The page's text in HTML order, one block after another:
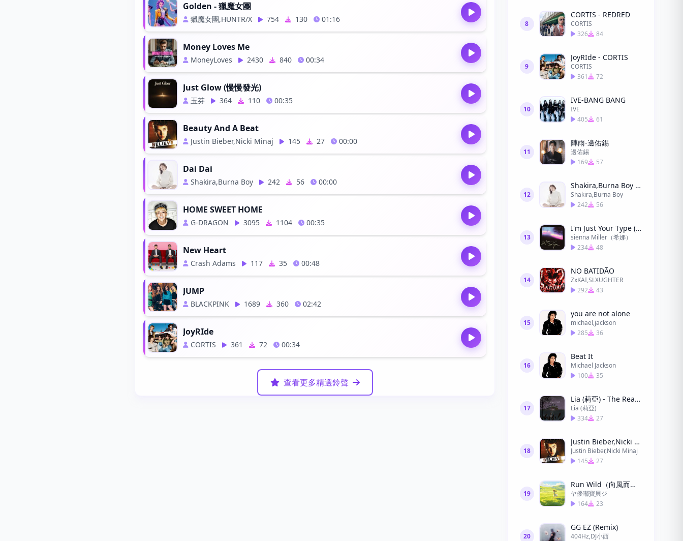
Golden - 獵魔女團
獵魔女團,HUNTR/X 754 130 01:16
Money Loves Me
MoneyLoves 2430 840 00:34
Just Glow (慢慢發光)
玉芬 364 110 00:35
Beauty And A Beat
Justin Bieber,Nicki Minaj 145 27 00:00
Dai Dai
Shakira,Burna Boy 242 56 00:00
HOME SWEET HOME
G-DRAGON 3095 1104 00:35
New Heart
Crash Adams 117 35 00:48
JUMP
BLACKPINK 1689 360 02:42
JoyRIde
CORTIS 361 72 00:34
查看更多精選鈴聲
8
CORTIS - REDRED
CORTIS
326
84
9
JoyRIde - CORTIS
CORTIS
361
72
10
IVE-BANG BANG
IVE
405
61
11
陣雨-邊佑錫
邊佑錫
169
57
12
Shakira,Burna Boy - Dai Dai
Shakira,Burna Boy
242
56
13
I'm Just Your Type (命中偏愛)
sienna Miller（希娜）
234
48
14
NO BATIDÃO
ZxKAI,SLXUGHTER
292
43
15
you are not alone
michael,jackson
285
36
16
Beat It
Michael Jackson
100
35
17
Lia (莉亞) - The Reason to Smile (微笑的理由)
Lia (莉亞)
334
27
18
Justin Bieber,Nicki Minaj - Beauty And A Beat
Justin Bieber,Nicki Minaj
145
27
19
Run Wild（向風而野）
ヤ優喐寶貝ジ
164
23
20
GG EZ (Remix)
404Hz,DJ小西